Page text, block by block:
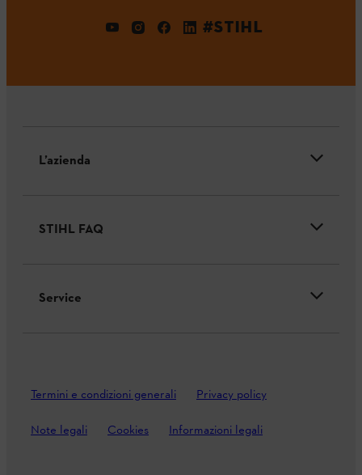
#STIHL
L’azienda
STIHL FAQ
Service
Termini e condizioni generali Privacy policy
Note legali Cookies Informazioni legali